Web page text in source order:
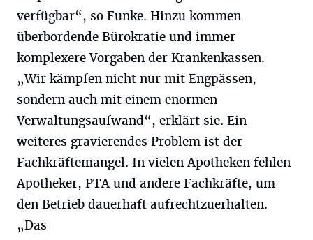
verfügbar“, so Funke. Hinzu kommen
überbordende Bürokratie und immer
komplexere Vorgaben der Krankenkassen.
„Wir kämpfen nicht nur mit Engpässen,
sondern auch mit einem enormen
Verwaltungsaufwand“, erklärt sie. Ein
weiteres gravierendes Problem ist der
Fachkräftemangel. In vielen Apotheken fehlen
Apotheker, PTA und andere Fachkräfte, um
den Betrieb dauerhaft aufrechtzuerhalten.
„Das